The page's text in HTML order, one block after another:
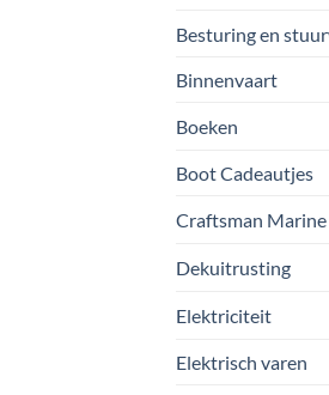
Besturing en
Binnenvaart
Boeken
Boot Cadeautjes
Craftsman Marine
Dekuitrusting
Elektriciteit
Elektrisch varen